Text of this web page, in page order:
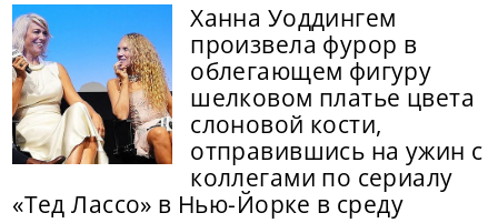
Ханна Уоддингем
произвела фурор в
облегающем фигуру
шелковом платье цвета
слоновой кости,
отправившись на ужин с
коллегами по сериалу
«Тед Лассо» в Нью-Йорке в среду